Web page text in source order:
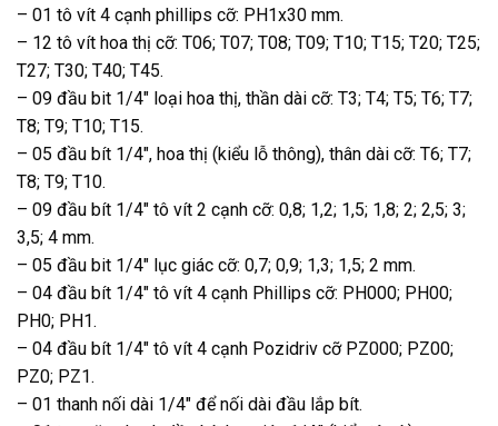
– 01 tô vít 4 cạnh phillips cỡ: PH1x30 mm.
– 12 tô vít hoa thị cỡ: T06; T07; T08; T09; T10; T15; T20; T25;
T27; T30; T40; T45.
– 09 đầu bit 1/4″ loại hoa thị, thần dài cỡ: T3; T4; T5; T6; T7;
T8; T9; T10; T15.
– 05 đầu bít 1/4″, hoa thị (kiểu lỗ thông), thân dài cỡ: T6; T7;
T8; T9; T10.
– 09 đầu bít 1/4″ tô vít 2 cạnh cỡ: 0,8; 1,2; 1,5; 1,8; 2; 2,5; 3;
3,5; 4 mm.
– 05 đầu bit 1/4″ lục giác cỡ: 0,7; 0,9; 1,3; 1,5; 2 mm.
– 04 đầu bít 1/4″ tô vít 4 cạnh Phillips cỡ: PH000; PH00;
PH0; PH1.
– 04 đầu bít 1/4″ tô vít 4 cạnh Pozidriv cỡ PZ000; PZ00;
PZ0; PZ1.
– 01 thanh nối dài 1/4″ để nối dài đầu lắp bít.